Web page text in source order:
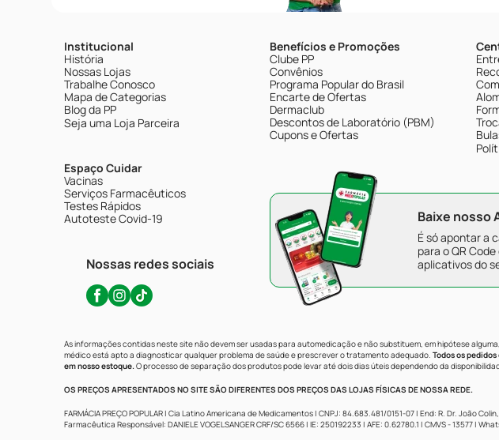
Institucional
História
Nossas Lojas
Trabalhe Conosco
Mapa de Categorias
Blog da PP
Seja uma Loja Parceira
Espaço Cuidar
Vacinas
Serviços Farmacêuticos
Testes Rápidos
Autoteste Covid-19
Nossas redes sociais
Benefícios e Promoções
Clube PP
Convênios
Programa Popular do Brasil
Encarte de Ofertas
Dermaclub
Descontos de Laboratório (PBM)
Cupons e Ofertas
Baixe nosso
É só apontar a
para o QR
aplicativos do
As informações contidas neste site não devem ser usadas para automedicação e não substituem, em hipótese
médico está apto a diagnosticar qualquer problema de saúde e prescrever o tratamento adequado. Todos os
em nosso estoque.O processo de separação dos produtos pode levar até dois dias úteis dependendo da
OS PREÇOS APRESENTADOS NO SITE SÃO DIFERENTES DOS PREÇOS DAS LOJAS FÍSICAS DE NOSSA REDE.
FARMÁCIA PREÇO POPULAR | Cia Latino Americana de Medicamentos | CNPJ: 84.683.481/0151-07 | End: R. Dr. João
Farmacêutica Responsável: DANIELE VOGELSANGER CRF/SC 6566 | IE: 250192233 | AFE: 0.62780.1 | CMVS - 13577 |